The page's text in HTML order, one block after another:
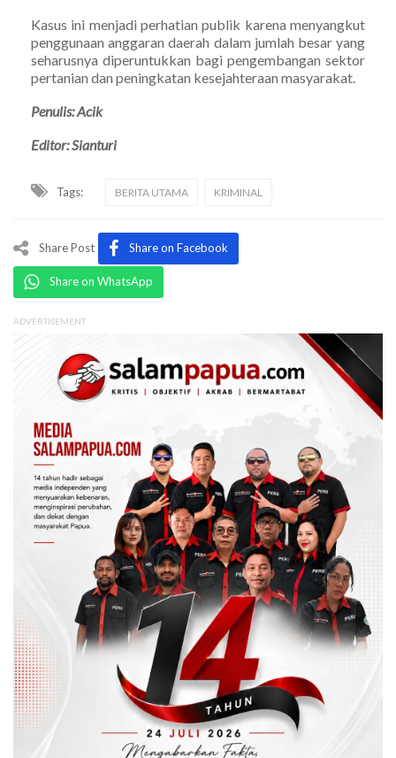
Kasus ini menjadi perhatian publik karena menyangkut
penggunaan anggaran daerah dalam jumlah besar yang
seharusnya diperuntukkan bagi pengembangan sektor
pertanian dan peningkatan kesejahteraan masyarakat.
Penulis: Acik
Editor: Sianturi
Tags: BERITA UTAMA KRIMINAL
Share Post Share on Facebook
Share on WhatsApp
ADVERTISEMENT